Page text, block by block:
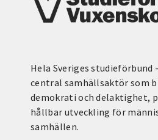
Hela Sveriges studieförbund
central samhällsaktör som
demokrati och delaktighet,
hållbar utveckling för
samhällen.